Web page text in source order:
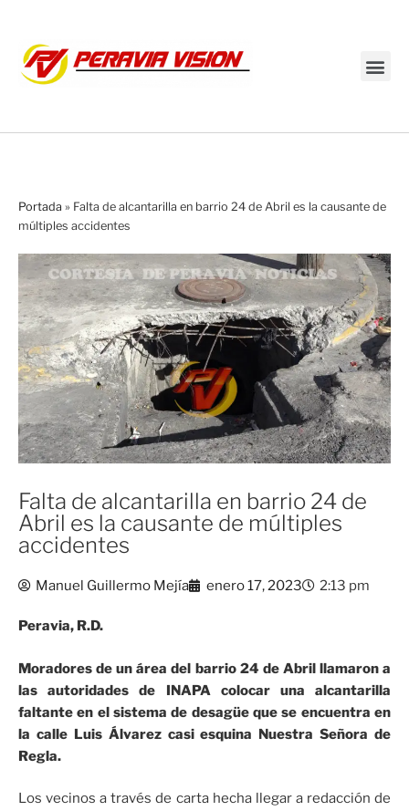
Portada » Falta de alcantarilla en barrio 24 de Abril es la causante de
múltiples accidentes
Falta de alcantarilla en barrio 24 de
Abril es la causante de múltiples
accidentes
Manuel Guillermo Mejía enero 17, 2023 2:13 pm
Peravia, R.D.
Moradores de un área del barrio 24 de Abril llamaron a
las autoridades de INAPA colocar una alcantarilla
faltante en el sistema de desagüe que se encuentra en
la calle Luis Álvarez casi esquina Nuestra Señora de
Regla.
Los vecinos a través de carta hecha llegar a redacción de